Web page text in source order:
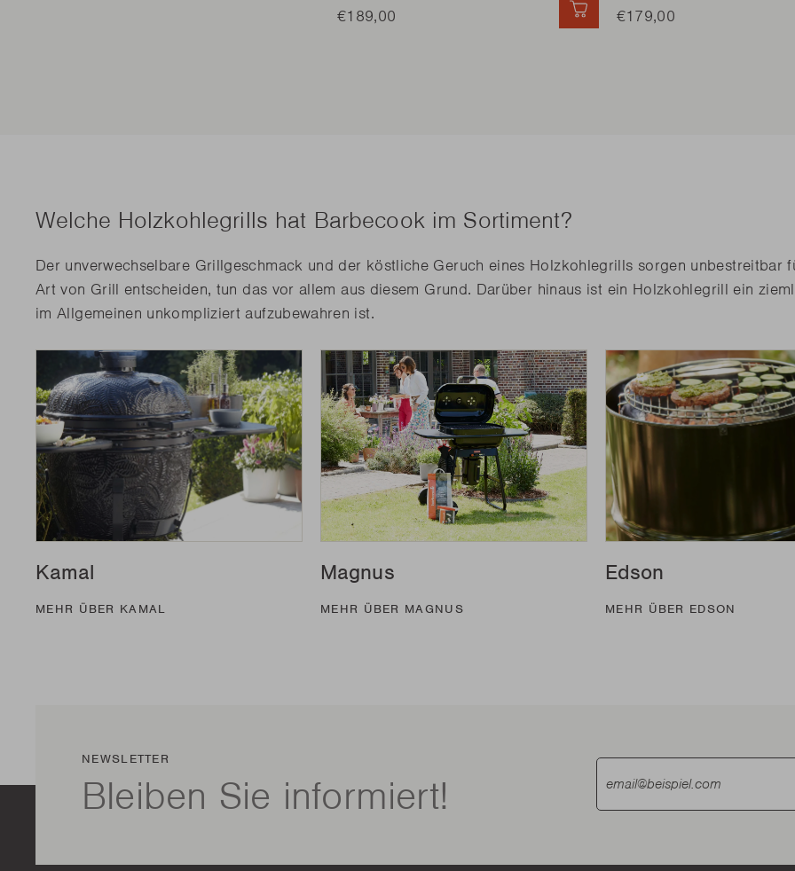
€189,00 SCHNELL HINZUFÜGEN
€179,00
Welche Holzkohlegrills hat Barbecook im Sortiment?
Der unverwechselbare Grillgeschmack und der köstliche Geruch eines Holzkohlegrills sorgen
Art von Grill entscheiden, tun das vor allem aus diesem Grund. Darüber hinaus ist ein Holzkohlegrill ein
im Allgemeinen unkompliziert aufzubewahren ist.
Kamal
MEHR ÜBER KAMAL
Magnus
MEHR ÜBER MAGNUS
Edson
MEHR ÜBER EDSON
NEWSLETTER
Bleiben Sie informiert!